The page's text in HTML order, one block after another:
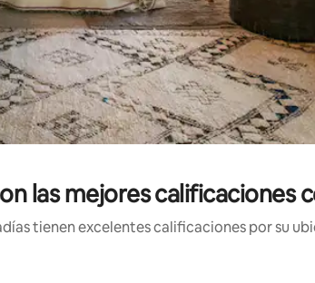
las mejores calificaciones
tienen excelentes calificaciones por su